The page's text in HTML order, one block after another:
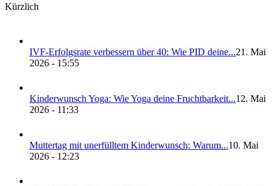
Kürzlich
IVF-Erfolgs­ra­te ver­bes­sern über 40: Wie PID dei­ne...21. Mai
2026 - 15:55
Kin­der­wunsch Yoga: Wie Yoga dei­ne Frucht­bar­keit...12. Mai
2026 - 11:33
Mut­ter­tag mit uner­füll­tem Kin­der­wunsch: War­um...10. Mai
2026 - 12:23